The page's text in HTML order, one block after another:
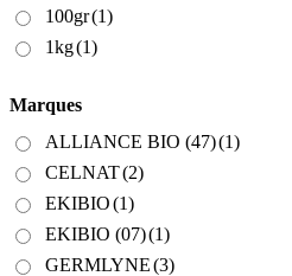
100gr(1)
1kg(1)
Marques
ALLIANCE BIO (47)(1)
CELNAT(2)
EKIBIO(1)
EKIBIO (07)(1)
GERMLYNE(3)